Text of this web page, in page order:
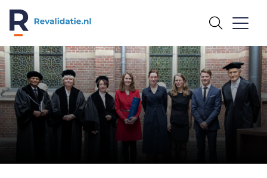
REVALIDATIE.NL